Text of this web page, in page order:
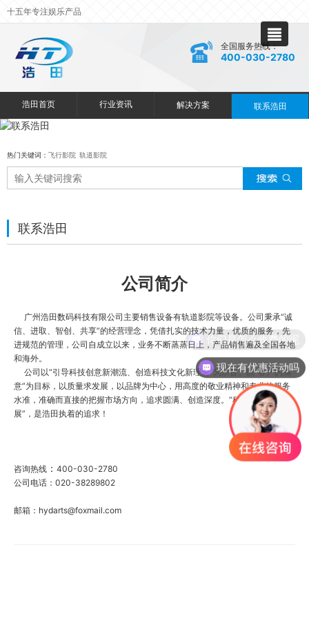
十五年专注娱乐产品
全国服务热线：
400-030-2780
浩田首页 行业资讯 解决方案 联系浩田
热门关键词： 飞行影院 轨道影院
联系浩田
公司简介
广州浩田数码科技有限公司主要销售设备有轨道影院等设备。公司秉承“诚
信、进取、智创、共享”的经营理念，凭借扎实的技术力量，优质的服务，先
进规范的管理，公司自成立以来，业务不断蒸蒸日上，产品销售遍及全国各地
和海外。
公司以“引导科技创意新潮流、创造科技文化新理念”为宗旨。以“客户的满
意”为目标，以质量求发展，以品牌为中心，用高度的敬业精神和专业的服务
水准，准确而直接的把握市场方向，追求圆满、创造深度。“科技创新求发
展”，是浩田执着的追求 ！
咨询热线 ： 400-030-2780
公司电话：020-38289802
邮箱：hydarts@foxmail.com
你们是怎么收费的呢
现在有优惠活动吗